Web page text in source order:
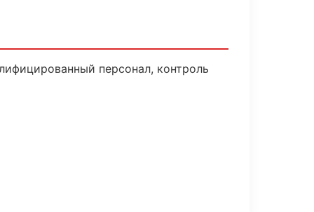
персонал, контроль